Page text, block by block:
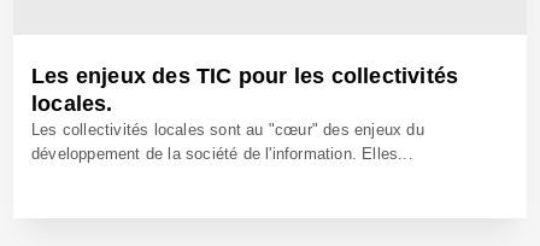
Les enjeux des TIC pour les collectivités
locales.
Les collectivités locales sont au "cœur" des enjeux du
développement de la société de l'information. Elles...